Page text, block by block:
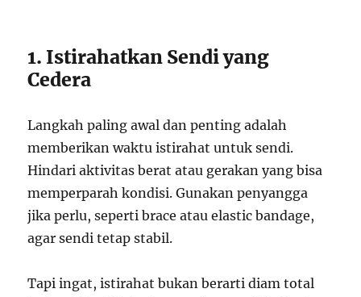
1. Istirahatkan Sendi yang
Cedera
Langkah paling awal dan penting adalah
memberikan waktu istirahat untuk sendi.
Hindari aktivitas berat atau gerakan yang bisa
memperparah kondisi. Gunakan penyangga
jika perlu, seperti brace atau elastic bandage,
agar sendi tetap stabil.
Tapi ingat, istirahat bukan berarti diam total